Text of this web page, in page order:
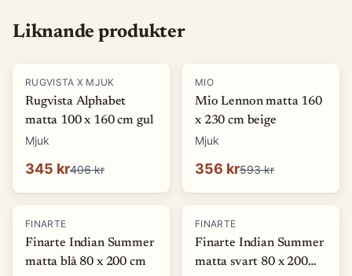
Liknande produkter
-15%
RUGVISTA X MJUK
Rugvista Alphabet
matta 100 x 160 cm gul
Mjuk
345 kr406 kr
-40%
MIO
Mio Lennon matta 160
x 230 cm beige
Mjuk
356 kr593 kr
-50 %
FINARTE
Finarte Indian Summer
matta blå 80 x 200 cm
-50 %
FINARTE
Finarte Indian Summer
matta svart 80 x 200